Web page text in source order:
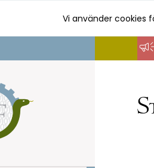
Vi använder cookies